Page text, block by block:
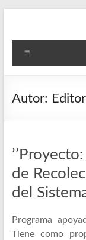
PAP
programas
con
enfoques
de
género,
impulsen
la
Autor: Editor
de
del
Programa
Tiene como